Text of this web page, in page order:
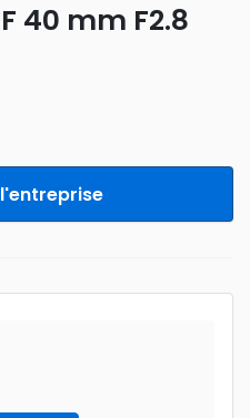
40 mm F2.8